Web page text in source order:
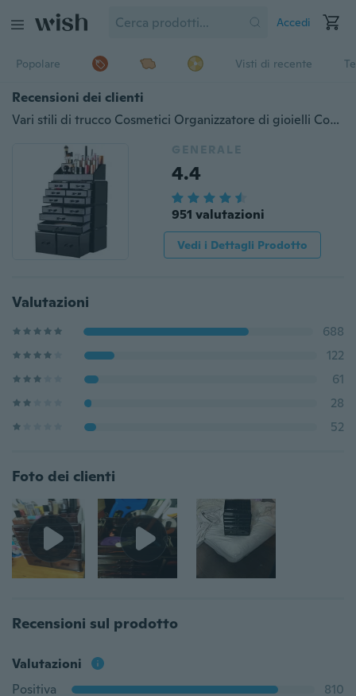
Accedi
Popolare Visti di recente
Recensioni dei clienti
Vari stili di trucco Cosmetici Organizzatore di gioielli Contenitore di esposizione in acrilico con cassetti
GENERALE
4.4
951 valutazioni
Vedi i Dettagli Prodotto
Valutazioni
688
122
61
28
52
Foto dei clienti
Recensioni sul prodotto
Valutazioni
Positiva
810